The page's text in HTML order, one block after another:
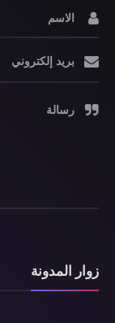
الاسم
بريد إلكتروني
رسالة
زوار المدونة